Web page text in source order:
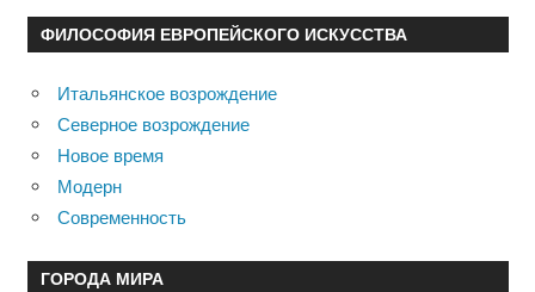
ФИЛОСОФИЯ ЕВРОПЕЙСКОГО ИСКУССТВА
Итальянское возрождение
Северное возрождение
Новое время
Модерн
Современность
ГОРОДА МИРА